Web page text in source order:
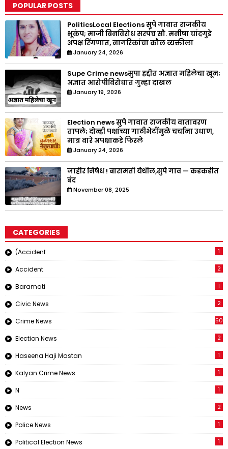
POPULAR POSTS
PoliticsLocal Elections सुपे गावात राजकीय
भूकंप; माजी बिनविरोध सरपंच सौ. मनीषा चांदगुडे
अपक्ष रिंगणात, नागरिकांचा कौल व्यक्तीला
January 24, 2026
Supe Crime newsसुपा हद्दीत अज्ञात महिलेचा खून;
अज्ञात आरोपीविरोधात गुन्हा दाखल
January 19, 2026
Election news सुपे गावात राजकीय वातावरण
तापले; दोन्ही पक्षांच्या गाठीभेटींमुळे चर्चांना उधाण,
मात्र वारे अपक्षाकडे फिरले
January 24, 2026
जाहीर निषेध ! बारामती येथील,सुपे गाव — कडकडीत
बंद
November 08, 2025
CATEGORIES
(Accident 1
Accident 2
Baramati 1
Civic News 2
Crime News 50
Election News 2
Haseena Haji Mastan 1
Kalyan Crime News 1
N 1
News 2
Police News 1
Political Election News 1